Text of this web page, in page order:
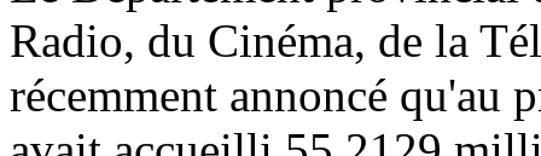
Radio, du Cinéma, de la
récemment annoncé qu'au